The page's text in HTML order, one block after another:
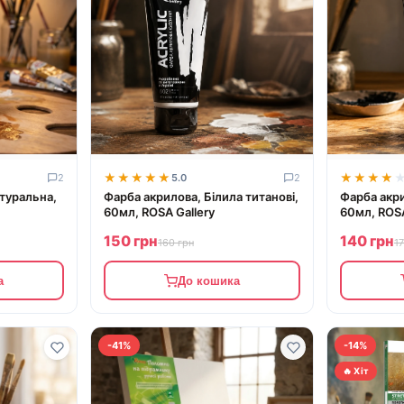
2 ★★★★★
★★★★★ 5.0 2
Фарба акрилова, Білила титанові,
60мл, ROSA Gallery
150 грн160 грн
До кошика
★★★★★
★★★★★
Фарба
60мл,
140 грн
-41% -14%
🔥 Хіт